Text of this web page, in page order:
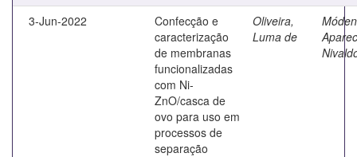
3-Jun-2022
Confecção e
caracterização
de membranas
funcionalizadas
com Ni-
ZnO/casca de
ovo para uso em
processos de
separação
Oliveira,
Luma de